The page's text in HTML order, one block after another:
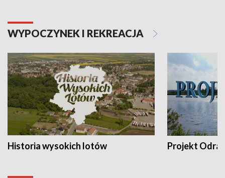
WYPOCZYNEK I REKREACJA
Historia wysokich lotów Projekt Odra